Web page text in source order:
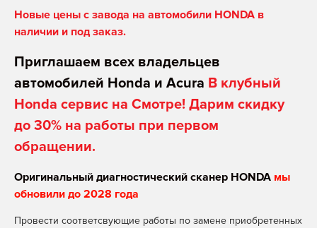
Новые цены с завода на автомобили HONDA в
наличии и под заказ.
Приглашаем всех владельцев
автомобилей Honda и Acura В клубный
Honda сервис на Смотре! Дарим скидку
до 30% на работы при первом
обращении.
Оригинальный диагностический сканер HONDA мы
обновили до 2028 года
Провести соответсвующие работы по замене приобретенных